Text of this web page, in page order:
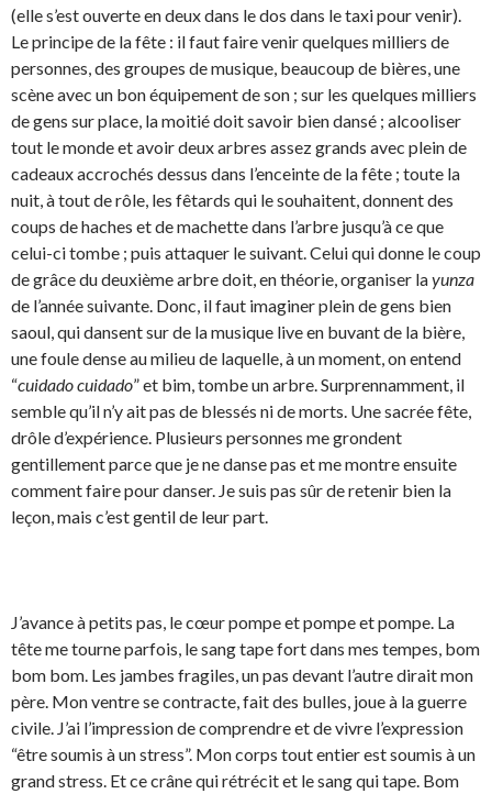
(elle s’est ouverte en deux dans le dos dans le taxi pour venir).
Le principe de la fête : il faut faire venir quelques milliers de
personnes, des groupes de musique, beaucoup de bières, une
scène avec un bon équipement de son ; sur les quelques milliers
de gens sur place, la moitié doit savoir bien dansé ; alcooliser
tout le monde et avoir deux arbres assez grands avec plein de
cadeaux accrochés dessus dans l’enceinte de la fête ; toute la
nuit, à tout de rôle, les fêtards qui le souhaitent, donnent des
coups de haches et de machette dans l’arbre jusqu’à ce que
celui-ci tombe ; puis attaquer le suivant. Celui qui donne le coup
de grâce du deuxième arbre doit, en théorie, organiser layunza
de l’année suivante. Donc, il faut imaginer plein de gens bien
saoul, qui dansent sur de la musique live en buvant de la bière,
une foule dense au milieu de laquelle, à un moment, on entend
“cuidado cuidado” et bim, tombe un arbre. Surprennamment, il
semble qu’il n’y ait pas de blessés ni de morts. Une sacrée fête,
drôle d’expérience. Plusieurs personnes me grondent
gentillement parce que je ne danse pas et me montre ensuite
comment faire pour danser. Je suis pas sûr de retenir bien la
leçon, mais c’est gentil de leur part.
J’avance à petits pas, le cœur pompe et pompe et pompe. La
tête me tourne parfois, le sang tape fort dans mes tempes, bom
bom bom. Les jambes fragiles, un pas devant l’autre dirait mon
père. Mon ventre se contracte, fait des bulles, joue à la guerre
civile. J’ai l’impression de comprendre et de vivre l’expression
“être soumis à un stress”. Mon corps tout entier est soumis à un
grand stress. Et ce crâne qui rétrécit et le sang qui tape. Bom